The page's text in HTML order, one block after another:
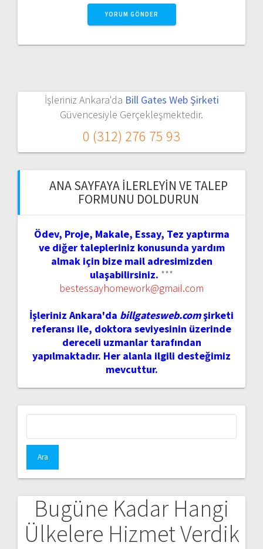
İşleriniz Ankara'da Bill Gates Web Şirketi
Güvencesiyle Gerçekleşmektedir.
0 (312) 276 75 93
ANA SAYFAYA İLERLEYIN VE TALEP
FORMUNU DOLDURUN
Ödev, Proje, Makale, Essay, Tez yaptırma
ve diğer talepleriniz konusunda yardım
almak için bize mail adresimizden
ulaşabilirsiniz. ***
bestessayhomework@gmail.com
İşleriniz Ankara'da billgatesweb.comşirketi
referansı ile, doktora seviyesinin üzerinde
dereceli uzmanlar tarafından
yapılmaktadır. Her alanla ilgili desteğimiz
mevcuttur.
Bugüne Kadar Hangi
Ülkelere Hizmet Verdik